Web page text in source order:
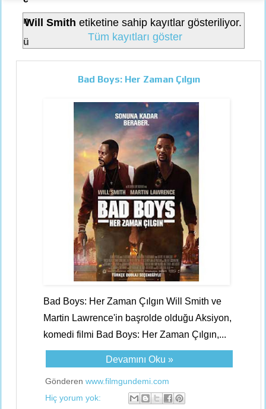
n
ü
Will Smith etiketine sahip kayıtlar gösteriliyor.
Tüm kayıtları göster
Bad Boys: Her Zaman Çılgın
Bad Boys: Her Zaman Çılgın Will Smith ve
Martin Lawrence'in başrolde olduğu Aksiyon,
komedi filmi Bad Boys: Her Zaman Çılgın,...
Devamını Oku »
Gönderen www.filmgundemi.com
Hiç yorum yok: